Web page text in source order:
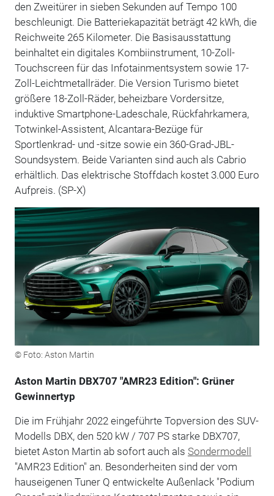
den Zweitürer in sieben Sekunden auf Tempo 100
beschleunigt. Die Batteriekapazität beträgt 42 kWh, die
Reichweite 265 Kilometer. Die Basisausstattung
beinhaltet ein digitales Kombiinstrument, 10-Zoll-
Touchscreen für das Infotainmentsystem sowie 17-
Zoll-Leichtmetallräder. Die Version Turismo bietet
größere 18-Zoll-Räder, beheizbare Vordersitze,
induktive Smartphone-Ladeschale, Rückfahrkamera,
Totwinkel-Assistent, Alcantara-Bezüge für
Sportlenkrad- und -sitze sowie ein 360-Grad-JBL-
Soundsystem. Beide Varianten sind auch als Cabrio
erhältlich. Das elektrische Stoffdach kostet 3.000 Euro
Aufpreis. (SP-X)
© Foto: Aston Martin
Aston Martin DBX707 "AMR23 Edition": Grüner
Gewinnertyp
Die im Frühjahr 2022 eingeführte Topversion des SUV-
Modells DBX, den 520 kW / 707 PS starke DBX707,
bietet Aston Martin ab sofort auch als Sondermodell
"AMR23 Edition" an. Besonderheiten sind der vom
hauseigenen Tuner Q entwickelte Außenlack "Podium